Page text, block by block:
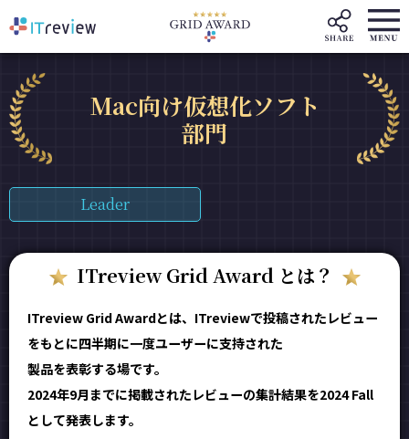
Mac向け仮想化ソフト
部門
Leader
ITreview Grid Award とは？
ITreview Grid Awardとは、ITreviewで投稿されたレビュー
をもとに四半期に一度ユーザーに支持された
製品を表彰する場です。
2024年9月までに掲載されたレビューの集計結果を2024 Fall
として発表します。